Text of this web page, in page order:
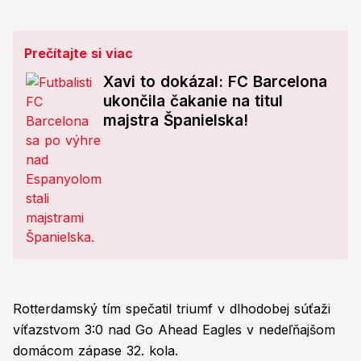
Prečítajte si viac
Xavi to dokázal: FC Barcelona
ukončila čakanie na titul
majstra Španielska!
Rotterdamský tím spečatil triumf v dlhodobej súťaži
víťazstvom 3:0 nad Go Ahead Eagles v nedeľňajšom
domácom zápase 32. kola.